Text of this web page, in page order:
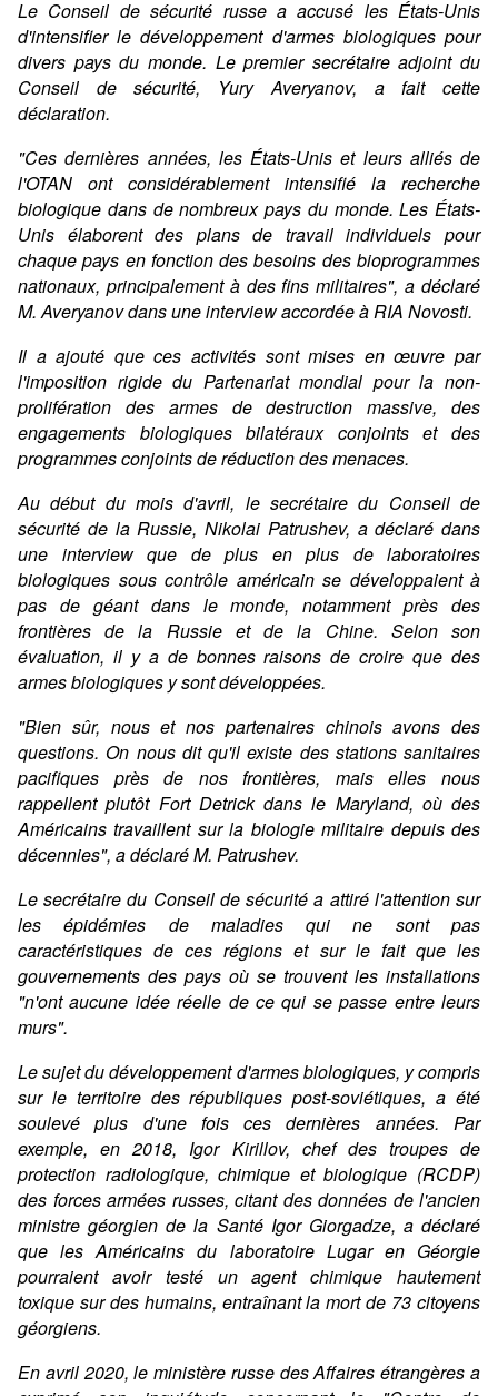
Le Conseil de sécurité russe a accusé les États-Unis
d'intensifier le développement d'armes biologiques pour
divers pays du monde. Le premier secrétaire adjoint du
Conseil de sécurité, Yury Averyanov, a fait cette
déclaration.
"Ces dernières années, les États-Unis et leurs alliés de
l'OTAN ont considérablement intensifié la recherche
biologique dans de nombreux pays du monde. Les États-
Unis élaborent des plans de travail individuels pour
chaque pays en fonction des besoins des bioprogrammes
nationaux, principalement à des fins militaires", a déclaré
M. Averyanov dans une interview accordée à RIA Novosti.
Il a ajouté que ces activités sont mises en œuvre par
l'imposition rigide du Partenariat mondial pour la non-
prolifération des armes de destruction massive, des
engagements biologiques bilatéraux conjoints et des
programmes conjoints de réduction des menaces.
Au début du mois d'avril, le secrétaire du Conseil de
sécurité de la Russie, Nikolai Patrushev, a déclaré dans
une interview que de plus en plus de laboratoires
biologiques sous contrôle américain se développaient à
pas de géant dans le monde, notamment près des
frontières de la Russie et de la Chine. Selon son
évaluation, il y a de bonnes raisons de croire que des
armes biologiques y sont développées.
"Bien sûr, nous et nos partenaires chinois avons des
questions. On nous dit qu'il existe des stations sanitaires
pacifiques près de nos frontières, mais elles nous
rappellent plutôt Fort Detrick dans le Maryland, où des
Américains travaillent sur la biologie militaire depuis des
décennies", a déclaré M. Patrushev.
Le secrétaire du Conseil de sécurité a attiré l'attention sur
les épidémies de maladies qui ne sont pas
caractéristiques de ces régions et sur le fait que les
gouvernements des pays où se trouvent les installations
"n'ont aucune idée réelle de ce qui se passe entre leurs
murs".
Le sujet du développement d'armes biologiques, y compris
sur le territoire des républiques post-soviétiques, a été
soulevé plus d'une fois ces dernières années. Par
exemple, en 2018, Igor Kirillov, chef des troupes de
protection radiologique, chimique et biologique (RCDP)
des forces armées russes, citant des données de l'ancien
ministre géorgien de la Santé Igor Giorgadze, a déclaré
que les Américains du laboratoire Lugar en Géorgie
pourraient avoir testé un agent chimique hautement
toxique sur des humains, entraînant la mort de 73 citoyens
géorgiens.
En avril 2020, le ministère russe des Affaires étrangères a